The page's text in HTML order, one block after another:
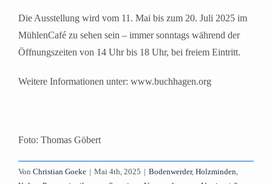
Die Ausstellung wird vom 11. Mai bis zum 20. Juli 2025 im
MühlenCafé zu sehen sein – immer sonntags während der
Öffnungszeiten von 14 Uhr bis 18 Uhr, bei freiem Eintritt.
Weitere Informationen unter: www.buchhagen.org
Foto: Thomas Göbert
Von Christian Goeke | Mai 4th, 2025 | Bodenwerder, Holzminden,